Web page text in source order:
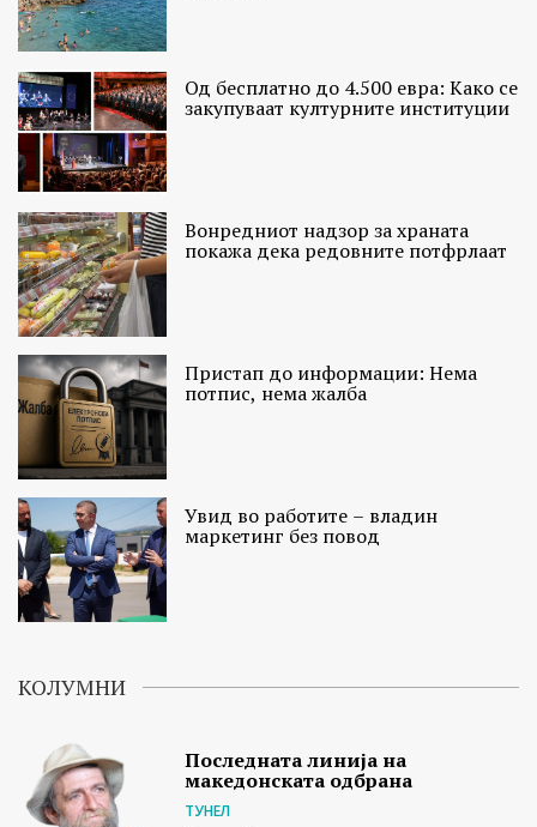
Од бесплатно до 4.500 евра: Како се
закупуваат културните институции
Вонредниот надзор за храната
покажа дека редовните потфрлаат
Пристап до информации: Нема
потпис, нема жалба
Увид во работите – владин
маркетинг без повод
КОЛУМНИ
Последната линија на
македонската одбрана
ТУНЕЛ